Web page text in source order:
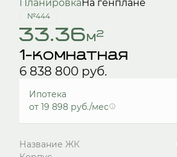
ПланировкаНа генплане
№444
33.36м2
1-комнатная
6 838 800 руб.
Ипотека
от 19 898 руб./мес
Название ЖК